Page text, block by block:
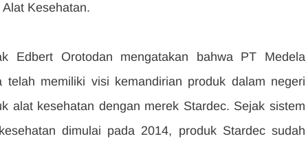
Kesehatan.
Edbert Orotodan mengatakan bahwa PT Medela
telah memiliki visi kemandirian produk dalam negeri
alat kesehatan dengan merek Stardec. Sejak sistem
dimulai pada 2014, produk Stardec sudah